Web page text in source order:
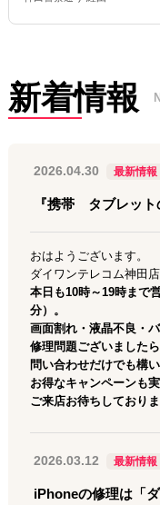
新着情報
2026.04.30 最新情報
『携帯 タブレット
おはようございます。
ダイワンテレコム神田店
本日も10時～19時まで
分）。
画面割れ・液晶不良・
修理問題ございました
問い合わせだけでも構い
お得なキャンペーンも
ご来店お待ちしておりま
2026.03.12 最新情報
iPhoneの修理は「